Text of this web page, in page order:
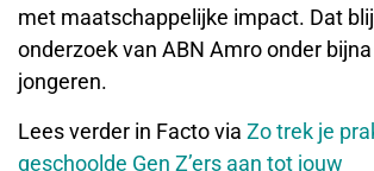
met maatschappelijke impact. Dat
onderzoek van ABN Amro onder
jongeren.
Lees verder in Facto via Zo trek je
geschoolde Gen Z’ers aan tot jouw